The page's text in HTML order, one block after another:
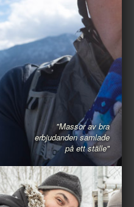
"Massor av bra
erbjudanden samlade
på ett ställe"